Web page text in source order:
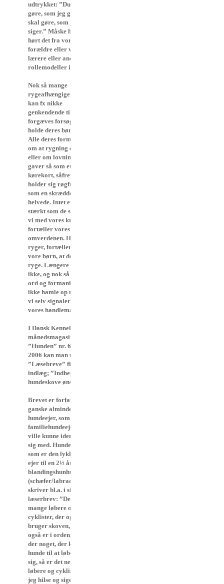
udtrykket: ”Du skal ikke
gøre, som jeg gør, - du
skal gøre, som jeg
siger.” Måske har vi
hørt det fra vores
forældre eller vore
lærere eller andre
rollemodeller i vores liv.
Nok så mange
rygeafhængige forældre
kan fx nikke
genkendende til deres
forgæves forsøg på at
holde deres børn røgfrie.
Alle deres formaninger
om at rygning er usundt
eller om lovning af store
gaver så som et
kørekort, såfremt barnet
holder sig røgfrit, nytter
som en skrædder i
helvede. Intet er så
stærkt som de signaler,
vi med vores krop
fortæller vores
omverdenen. Hvis vi
ryger, fortæller vi også
vore børn, at det er ok at
ryge. Længere er den
ikke, og nok så mange
ord og formaninger kan
ikke hamle op med det,
vi selv signalerer via
vores handlemåder.
I Dansk Kennel Klubs
månedsmagasin
”Hunden” nr. 6/juni
2006 kan man under
”Læsebreve” finde et
indlæg; ”Indhegnede
hundeskove ønskes”.
Brevet er forfattet af en
ganske almindelig
hundeejer, som de fleste
familiehundeejere nok
ville kunne identificere
sig med. Hundeejeren,
som er den lykkelige
ejer til en 2½ årig
blandingshunhund
(schæfer/labrador)
skriver bl.a. i sit
læserbrev: ”Der er
mange løbere og
cyklister, der også
bruger skoven, hvilket
også er i orden, men er
der noget, der kan få
hunde til at løbe efter
sig, så er det netop
løbere og cyklister, skal
jeg hilse og sige, for jeg